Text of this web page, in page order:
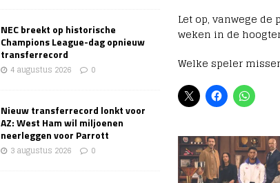
Let op, vanwege
weken in de
Welke speler
NEC breekt op historische
Champions League-dag opnieuw
transferrecord
4 augustus 2026 0
Nieuw transferrecord lonkt voor
AZ: West Ham wil miljoenen
neerleggen voor Parrott
3 augustus 2026 0